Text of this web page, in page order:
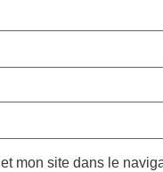
mon site dans le